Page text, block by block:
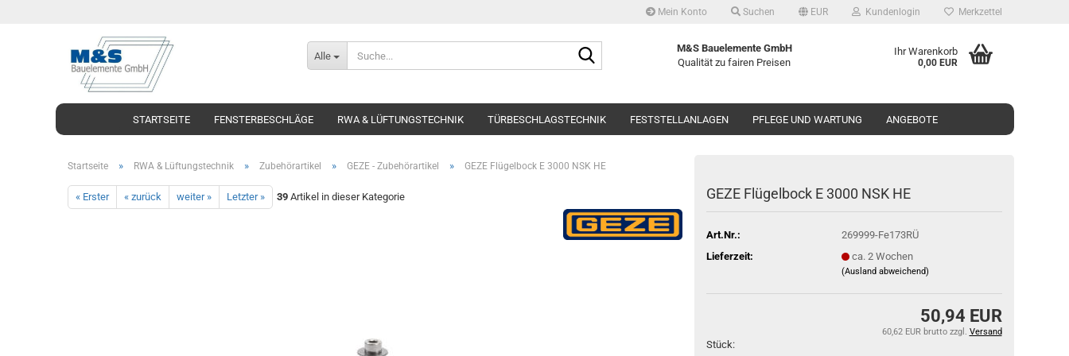
Mein Konto Suchen EUR Kundenlogin Merkzettel
Alle
M&S Bauelemente GmbH
Qualität zu fairen Preisen
Ihr Warenkorb
0,00 EUR
STARTSEITE FENSTERBESCHLÄGE RWA & LÜFTUNGSTECHNIK TÜRBESCHLAGSTECHNIK FESTSTELLANLAGEN PFLEGE UND WARTUNG ANGEBOTE
Startseite » RWA & Lüftungstechnik » Zubehörartikel » GEZE - Zubehörartikel » GEZE Flügelbock E 3000 NSK HE
« Erster « zurück weiter » Letzter » 39Artikel in dieser Kategorie GEZE Flü­gel­bock E 3000 NSK HE
Art.Nr.:
269999-Fe173RÜ
Lieferzeit:
ca. 2 Wochen
(Ausland abweichend)
50,94 EUR
60,62 EUR bruttozzgl. Versand
Stück: